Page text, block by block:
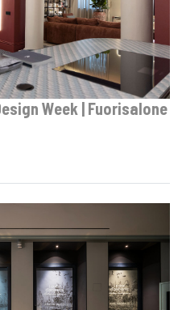
Week | Fuorisalone